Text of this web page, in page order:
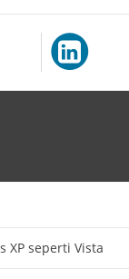
XP seperti Vista